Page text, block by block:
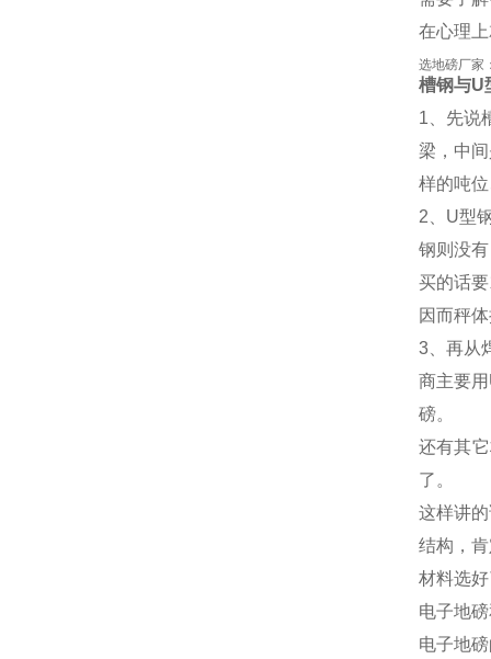
在心理
选地磅厂家
槽钢与U
1、先说
梁，中
样的吨
2、U型
钢则没
买的话
因而秤
3、再从
商主要
磅。
还有其
了。
这样讲
结构，
材料选
电子地
电子地